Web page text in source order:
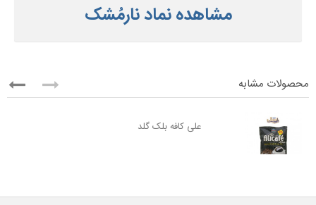
مشاهده نماد نارمُشک
محصولات مشابه
علی کافه بلک گلد